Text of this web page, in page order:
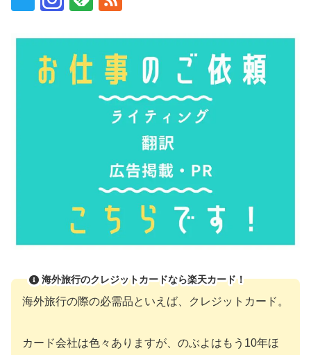
海外旅行のクレジットカードなら楽天カード！
海外旅行の際の必需品といえば、クレジットカード。
カード会社は色々ありますが、のぶよはもう10年ほ